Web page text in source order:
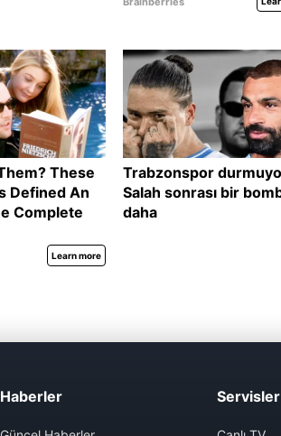
Haberler Servisler